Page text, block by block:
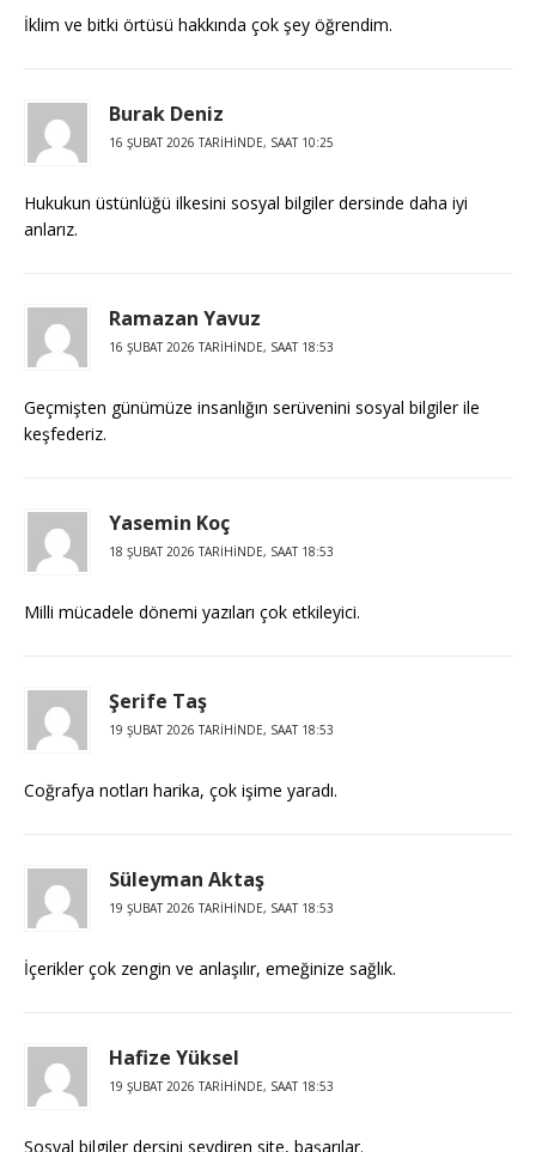
İklim ve bitki örtüsü hakkında çok şey öğrendim.
Burak Deniz
16 ŞUBAT 2026 TARIHINDE, SAAT 10:25
Hukukun üstünlüğü ilkesini sosyal bilgiler dersinde daha iyi
anlarız.
Ramazan Yavuz
16 ŞUBAT 2026 TARIHINDE, SAAT 18:53
Geçmişten günümüze insanlığın serüvenini sosyal bilgiler ile
keşfederiz.
Yasemin Koç
18 ŞUBAT 2026 TARIHINDE, SAAT 18:53
Milli mücadele dönemi yazıları çok etkileyici.
Şerife Taş
19 ŞUBAT 2026 TARIHINDE, SAAT 18:53
Coğrafya notları harika, çok işime yaradı.
Süleyman Aktaş
19 ŞUBAT 2026 TARIHINDE, SAAT 18:53
İçerikler çok zengin ve anlaşılır, emeğinize sağlık.
Hafize Yüksel
19 ŞUBAT 2026 TARIHINDE, SAAT 18:53
Sosyal bilgiler dersini sevdiren site, başarılar.